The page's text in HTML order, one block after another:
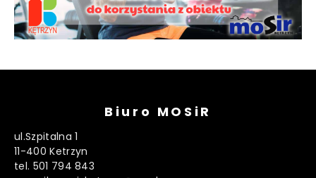
Biuro MOSiR
ul.Szpitalna 1
11-400 Ketrzyn
tel. 501 794 843